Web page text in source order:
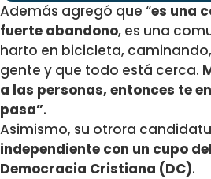
Además agregó que “es una
fuerte abandono, es una
harto en bicicleta,
gente y que todo está cerca.
a las personas, entonces te
pasa”.
Asimismo, su otrora
independiente con un cupo
Democracia Cristiana (DC).